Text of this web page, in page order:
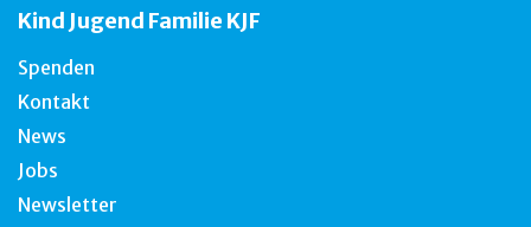
Kind Jugend Familie KJF
Spenden
Kontakt
News
Jobs
Newsletter